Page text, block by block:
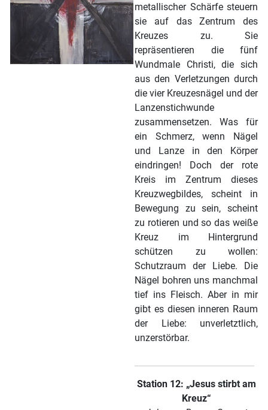
metallischer Schärfe steuern
sie auf das Zentrum des
Kreuzes zu. Sie
repräsentieren die fünf
Wundmale Christi, die sich
aus den Verletzungen durch
die vier Kreuzesnägel und der
Lanzenstichwunde
zusammensetzen. Was für
ein Schmerz, wenn Nägel
und Lanze in den Körper
eindringen! Doch der rote
Kreis im Zentrum dieses
Kreuzwegbildes, scheint in
Bewegung zu sein, scheint
zu rotieren und so das weiße
Kreuz im Hintergrund
schützen zu wollen:
Schutzraum der Liebe. Die
Nägel bohren uns manchmal
tief ins Fleisch. Aber in mir
gibt es diesen inneren Raum
der Liebe: unverletztlich,
unzerstörbar.
Station 12: „Jesus stirbt am
Kreuz“